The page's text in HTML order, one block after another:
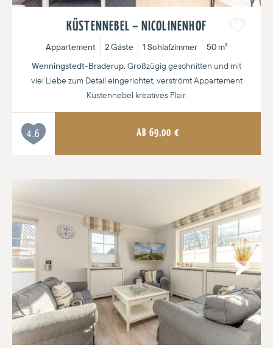
KÜSTENNEBEL – NICOLINENHOF
Appartement 2 Gäste 1 Schlafzimmer
50 m²
Wenningstedt-Braderup. Großzügig geschnitten und mit
viel Liebe zum Detail eingerichtet, verströmt Appartement
Küstennebel kreatives Flair.
4.6 AB 69,00 €
Next